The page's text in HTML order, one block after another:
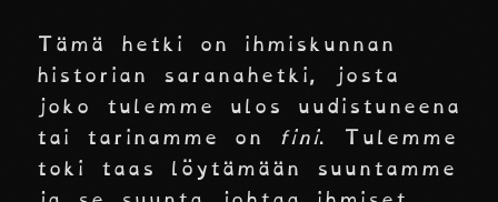
Tämä hetki on ihmiskunnan
historian saranahetki, josta
joko tulemme ulos uudistuneena
tai tarinamme on
fini. Tulemme
toki taas löytämään suuntamme